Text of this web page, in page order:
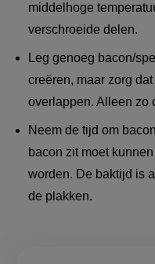
middelhoge
verschroeide delen.
Leg genoeg bacon/
creëren, maar zorg
overlappen. Alleen zo
Neem de tijd om
bacon zit moet
worden. De baktijd is
de plakken.